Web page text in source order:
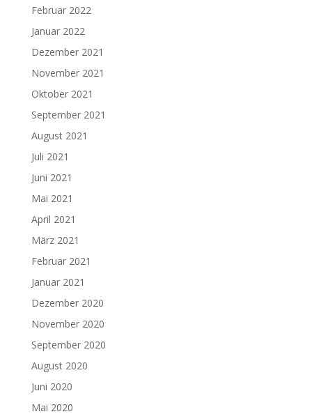
Februar 2022
Januar 2022
Dezember 2021
November 2021
Oktober 2021
September 2021
August 2021
Juli 2021
Juni 2021
Mai 2021
April 2021
März 2021
Februar 2021
Januar 2021
Dezember 2020
November 2020
September 2020
August 2020
Juni 2020
Mai 2020